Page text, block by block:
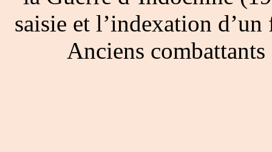
saisie et l’indexation
Anciens